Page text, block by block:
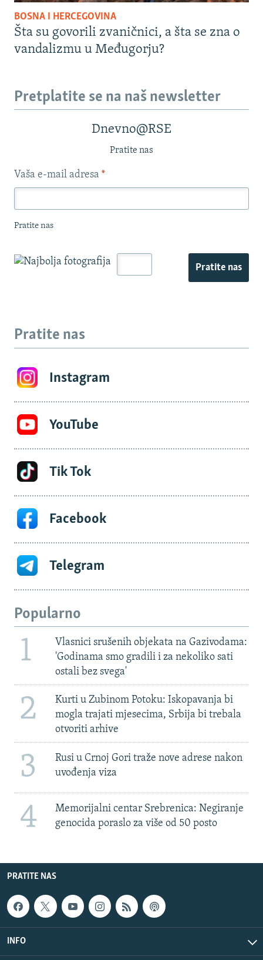
BOSNA I HERCEGOVINA
Šta su govorili zvaničnici, a šta se zna o
vandalizmu u Međugorju?
Pretplatite se na naš newsletter
Dnevno@RSE
Pratite nas
Vaša e-mail adresa *
Pratite nas
Pratite nas
Pratite nas
Instagram
YouTube
Tik Tok
Facebook
Telegram
Popularno
1
Vlasnici srušenih objekata na Gazivodama:
'Godinama smo gradili i za nekoliko sati
ostali bez svega'
2
Kurti u Zubinom Potoku: Iskopavanja bi
mogla trajati mjesecima, Srbija bi trebala
otvoriti arhive
3
Rusi u Crnoj Gori traže nove adrese nakon
uvođenja viza
4
Memorijalni centar Srebrenica: Negiranje
genocida poraslo za više od 50 posto
PRATITE NAS
INFO